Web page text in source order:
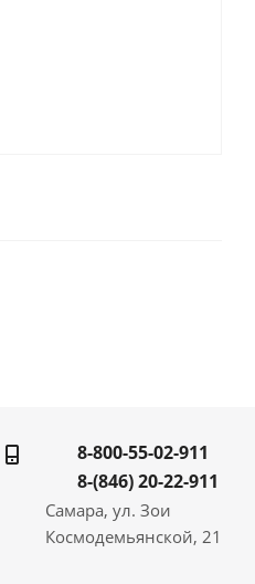
8-800-55-02-911
8-(846) 20-22-911
Самара, ул. Зои
Космодемьянской, 21